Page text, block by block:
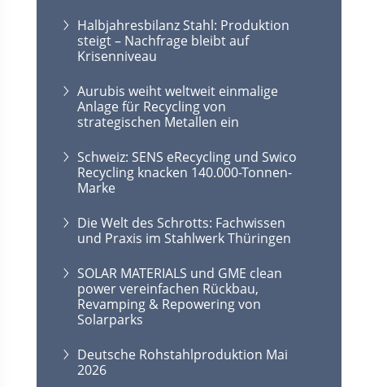
Halbjahresbilanz Stahl: Produktion
steigt – Nachfrage bleibt auf
Krisenniveau
Aurubis weiht weltweit einmalige
Anlage für Recycling von
strategischen Metallen ein
Schweiz: SENS eRecycling und Swico
Recycling knacken 140.000-Tonnen-
Marke
Die Welt des Schrotts: Fachwissen
und Praxis im Stahlwerk Thüringen
SOLAR MATERIALS und GME clean
power vereinfachen Rückbau,
Revamping & Repowering von
Solarparks
Deutsche Rohstahlproduktion Mai
2026